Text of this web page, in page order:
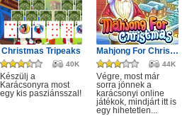
Christmas Tripeaks
40K
Készülj a
Karácsonyra most
egy kis pasziánsszal!
Mahjong For Christmas
44K
Végre, most már
sorra jönnek a
karácsonyi online
játékok, mindjárt itt is
egy hihetetlen...